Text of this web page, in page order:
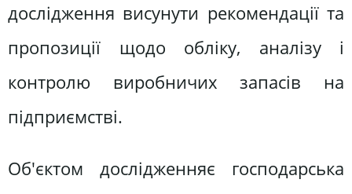
дослідження висунути рекомендації та
пропозиції щодо обліку, аналізу і
контролю виробничих запасів на
підприємстві.
Об'єктом дослідженняє господарська